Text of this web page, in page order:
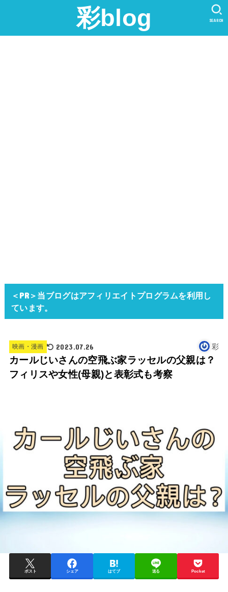
彩blog SEARCH
＜PR＞当ブログはアフィリエイトプログラムを利用し
ています。
映画・漫画 2023.07.26 彩
カールじいさんの空飛ぶ家ラッセルの父親は？
フィリスや女性(母親)と表彰式も考察
ポスト シェア はてブ 送る Pocket